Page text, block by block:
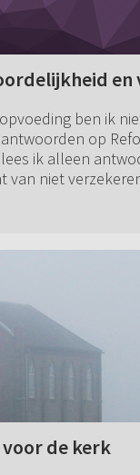
en
ben ik
op
ik alleen
van niet
de kerk